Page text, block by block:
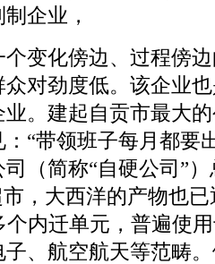
企业，
化傍边、过程傍边
对劲度低。该企业
业。建起自贡市最大
“带领班子每月都要
（简称“自硬公司”
，大西洋的产物也
内迁单元，普遍使
、航空航天等范畴